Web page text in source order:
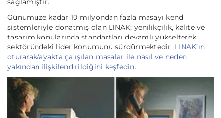
sağlamıştır.
Günümüze kadar 10 milyondan fazla masayı kendi
sistemleriyle donatmış olan LINAK; yenilikçilik, kalite ve
tasarım konularında standartları devamlı yükselterek
sektöründeki lider konumunu sürdürmektedir. LINAK’ın
oturarak/ayakta çalışılan masalar ile nasıl ve neden
yakından ilişkilendirildiğini keşfedin.